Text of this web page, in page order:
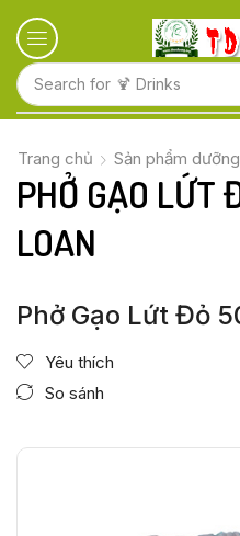
Search for 🍋 Fruits
Trang chủ Sản phẩm
PHỞ GẠO LỨT
LOAN
Phở Gạo Lứt Đỏ
Yêu thích
So sánh